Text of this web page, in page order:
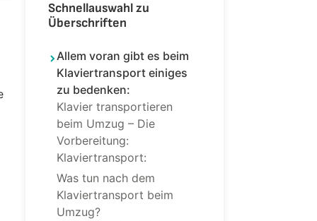
Schnellauswahl zu
Überschriften
Allem voran gibt es beim
Klaviertransport einiges
zu bedenken:
Klavier transportieren
beim Umzug – Die
Vorbereitung:
Klaviertransport:
Was tun nach dem
Klaviertransport beim
Umzug?